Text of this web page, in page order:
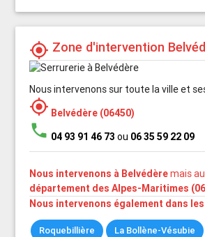
my_location Zone d'intervention
Nous intervenons sur toute la ville et
my_location Belvédère (06450)
phone 04 93 91 46 73 ou 06 35 59 22 09
Nous intervenons à Belvédèremais
département des Alpes-Maritimes
Nous intervenons également dans
Roquebillière La Bollène-Vésubie